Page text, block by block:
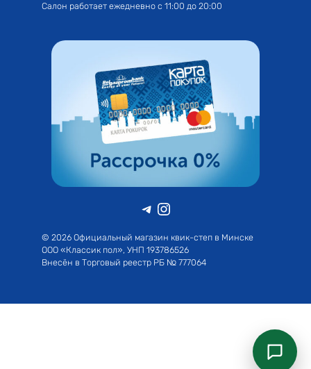
Салон работает ежедневно с 11:00 до 20:00
Telegram
Instagram
© 2026 Официальный магазин квик-степ в Минске
ООО «Классик пол», УНП 193786526
Внесён в Торговый реестр РБ № 777064